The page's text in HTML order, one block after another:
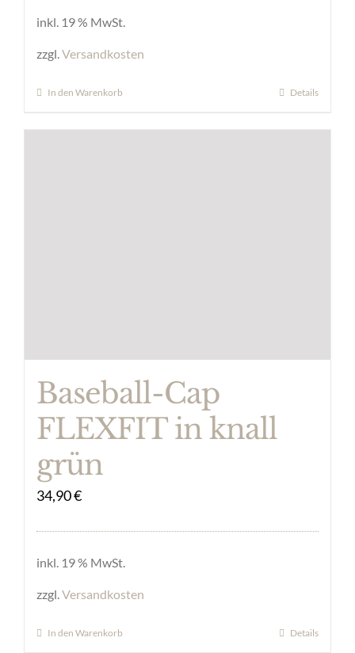
inkl. 19 % MwSt.
zzgl. Versandkosten
In den Warenkorb Details
Baseball-Cap
FLEXFIT in knall
grün
34,90€
inkl. 19 % MwSt.
zzgl. Versandkosten
In den Warenkorb Details